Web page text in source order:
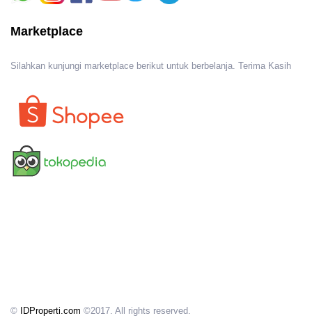
Marketplace
Silahkan kunjungi marketplace berikut untuk berbelanja. Terima Kasih
© IDProperti.com ©2017. All rights reserved.